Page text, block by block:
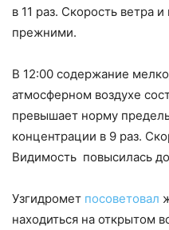
в 11 раз. Скорость ветра
прежними.
В 12:00 содержание
атмосферном воздухе
превышает норму
концентрации в 9 раз.
Видимость повысилась
Узгидромет посоветовал
находиться на открытом